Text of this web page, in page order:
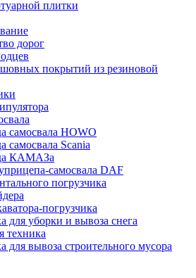
плитки
дорог
покрытий из резиновой
самосвала HOWO
самосвала Scania
КАМАЗа
самосвала DAF
погрузчика
погрузчика
для уборки и вывоза снега
техника
для вывоза строительного мусора